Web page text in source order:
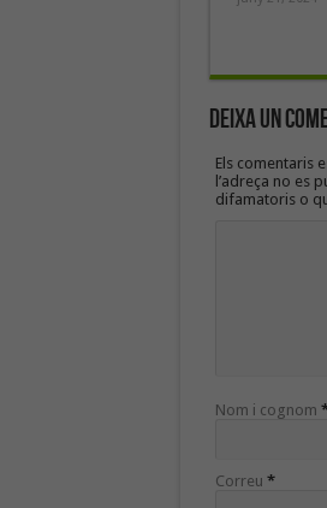
Deixa un
Els comentaris
l’adreça no es
difamatoris o
Nom i cognom
Correu *